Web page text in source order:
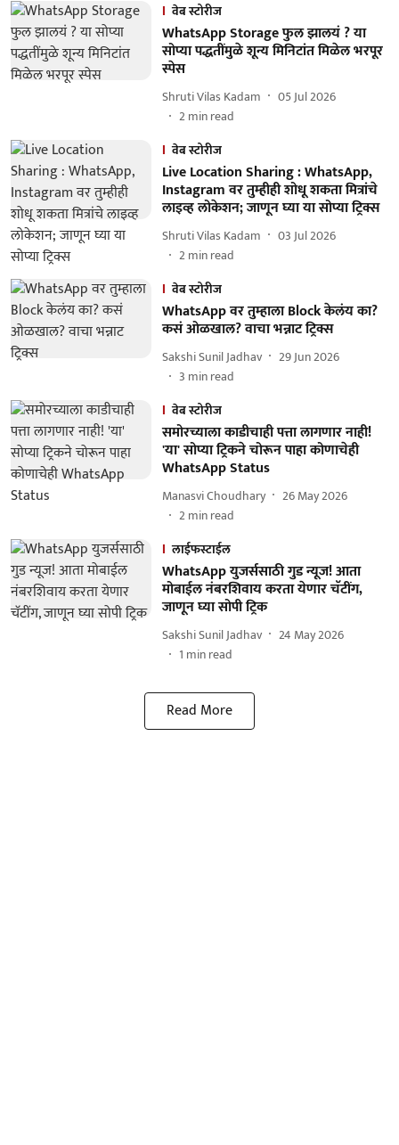
वेब स्टोरीज
WhatsApp Storage फुल झालयं ? या
सोप्या पद्धतींमुळे शून्य मिनिटांत मिळेल भरपूर
स्पेस
Shruti Vilas Kadam
05 Jul 2026
2min read
वेब स्टोरीज
Live Location Sharing : WhatsApp,
Instagram वर तुम्हीही शोधू शकता मित्रांचे
लाइव्ह लोकेशन; जाणून घ्या या सोप्या ट्रिक्स
Shruti Vilas Kadam
03 Jul 2026
2min read
वेब स्टोरीज
WhatsApp वर तुम्हाला Block केलंय का?
कसं ओळखाल? वाचा भन्नाट ट्रिक्स
Sakshi Sunil Jadhav
29 Jun 2026
3 min read
वेब स्टोरीज
समोरच्याला काडीचाही पत्ता लागणार नाही!
'या' सोप्या ट्रिकने चोरून पाहा कोणाचेही
WhatsApp Status
Manasvi Choudhary
26 May 2026
2min read
लाईफस्टाईल
WhatsApp युजर्ससाठी गुड न्यूज! आता
मोबाईल नंबरशिवाय करता येणार चॅटींग,
जाणून घ्या सोपी ट्रिक
Sakshi Sunil Jadhav
24 May 2026
1 min read
Read More